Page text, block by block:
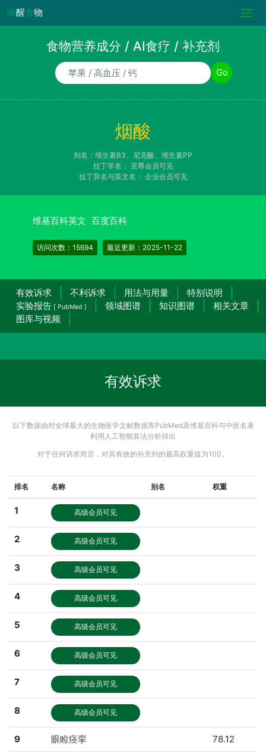
唤醒食物
食物营养成分 / AI食疗 / 补充剂
食物/AI食疗诉求/补充剂名称 Go
烟酸
别名：维生素B3、尼克酸、维生素PP
拉丁学名： 至尊会员可见
拉丁异名与英文名： 企业会员可见
维基百科英文 百度百科
访问次数：15694 最近更新：2025-11-22
有效诉求 不利诉求 用法与用量
特别说明
实验报告 [ PubMed ] 领域图谱 知识图谱
相关文章
图库与视频
有效诉求
以下数据由对全球最大的生物医学文献数据库PubMed及维基百科与中医名著
利用人工智能算法分析得出
对于任何诉求而言，对其有效的补充剂的最高权重值为100。
排名 名称 别名 权重
1 高级会员可见
2 高级会员可见
3 高级会员可见
4 高级会员可见
5 高级会员可见
6 高级会员可见
7 高级会员可见
8 高级会员可见
9 眼睑痉挛 78.12